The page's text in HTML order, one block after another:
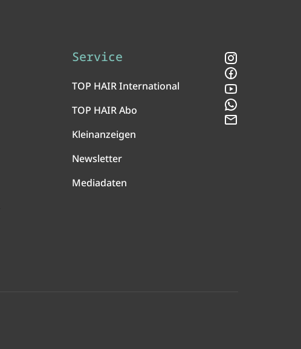
Service
TOP HAIR International
TOP HAIR Abo
Kleinanzeigen
Newsletter
Mediadaten